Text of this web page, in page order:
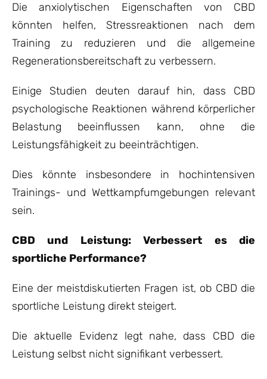
Die anxiolytischen Eigenschaften von CBD
könnten helfen, Stressreaktionen nach dem
Training zu reduzieren und die allgemeine
Regenerationsbereitschaft zu verbessern.
Einige Studien deuten darauf hin, dass CBD
psychologische Reaktionen während körperlicher
Belastung beeinflussen kann, ohne die
Leistungsfähigkeit zu beeinträchtigen.
Dies könnte insbesondere in hochintensiven
Trainings- und Wettkampfumgebungen relevant
sein.
CBD und Leistung: Verbessert es die
sportliche Performance?
Eine der meistdiskutierten Fragen ist, ob CBD die
sportliche Leistung direkt steigert.
Die aktuelle Evidenz legt nahe, dass CBD die
Leistung selbst nicht signifikant verbessert.